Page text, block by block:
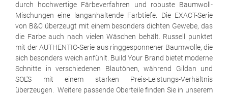
durch hochwertige Färbeverfahren und robuste Baumwoll-
Mischungen eine langanhaltende Farbtiefe. Die EXACT-Serie
von B&C überzeugt mit einem besonders dichten Gewebe, das
die Farbe auch nach vielen Wäschen behält. Russell punktet
mit der AUTHENTIC-Serie aus ringgesponnener Baumwolle, die
sich besonders weich anfühlt. Build Your Brand bietet moderne
Schnitte in verschiedenen Blautönen, während Gildan und
SOL'S mit einem starken Preis-Leistungs-Verhältnis
überzeugen. Weitere passende Oberteile finden Sie in unserem